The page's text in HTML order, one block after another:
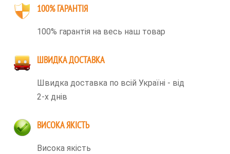
100% ГАРАНТІЯ
100% гарантія на весь наш товар
ШВИДКА ДОСТАВКА
Швидка доставка по всій Україні - від
2-х днів
ВИСОКА ЯКІСТЬ
Висока якість